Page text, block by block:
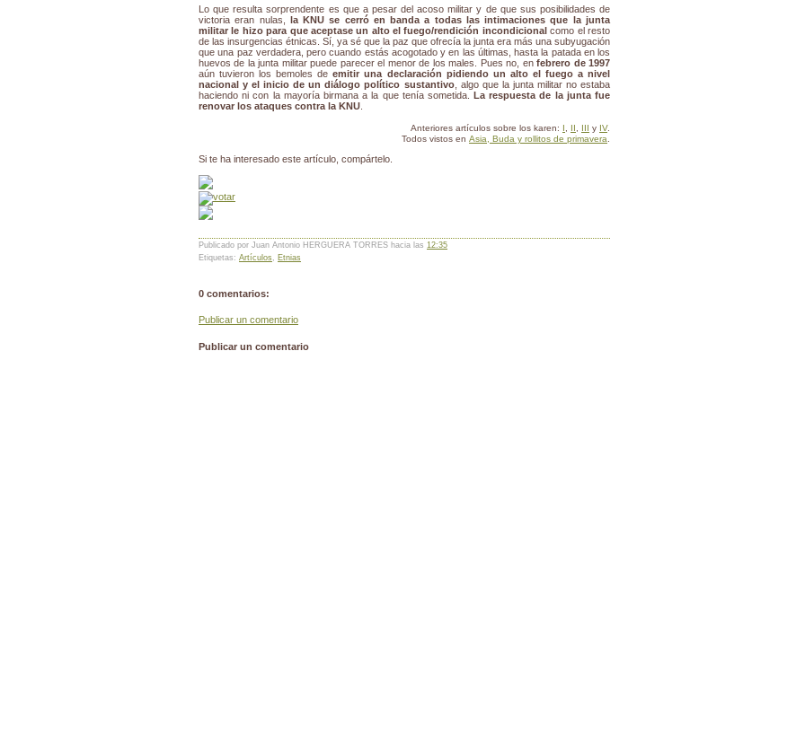
Lo que resulta sorprendente es que a pesar del acoso militar y de que sus posibilidades de
victoria eran nulas, la KNU se cerró en banda a todas las intimaciones que la junta
militar le hizo para que aceptase un alto el fuego/rendición incondicionalcomo el resto
de las insurgencias étnicas. Sí, ya sé que la paz que ofrecía la junta era más una subyugación
que una paz verdadera, pero cuando estás acogotado y en las últimas, hasta la patada en los
huevos de la junta militar puede parecer el menor de los males. Pues no, enfebrero de 1997
aún tuvieron los bemoles deemitir una declaración pidiendo un alto el fuego a nivel
nacional y el inicio de un diálogo político sustantivo, algo que la junta militar no estaba
haciendo ni con la mayoría birmana a la que tenía sometida.La respuesta de la junta fue
renovar los ataques contra la KNU
Anteriores artículos sobre los karen: I II III y IV.
Todos vistos en Asia, Buda y rollitos de primavera
Si te ha interesado este artículo, compártelo.
Publicado por Juan Antonio HERGUERA TORRES hacia las 12:35
Etiquetas: Artículos, Etnias
0 comentarios:
Publicar un comentario
Publicar un comentario